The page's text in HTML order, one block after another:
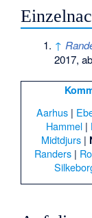
↑
2017,
Aarhus |
Hammel|
Midtdjurs|
Randers |